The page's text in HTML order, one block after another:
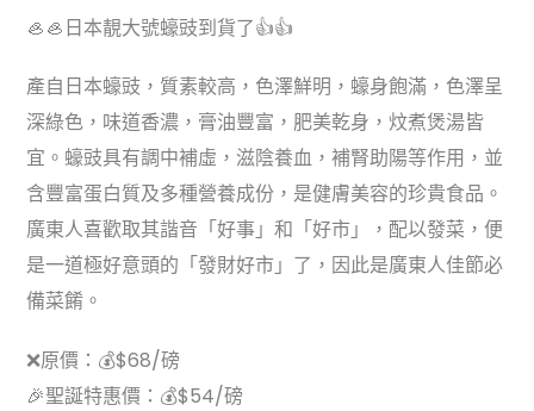
was:
$68.00.
is:
$54.00.
🦪🦪日本靚大號蠔豉到貨了👍👍
產自日本蠔豉，質素較高，色澤鮮明，蠔身飽滿，色澤呈
深綠色，味道香濃，膏油豐富，肥美乾身，炆煮煲湯皆
宜。蠔豉具有調中補虛，滋陰養血，補腎助陽等作用，並
含豐富蛋白質及多種營養成份，是健膚美容的珍貴食品。
廣東人喜歡取其諧音「好事」和「好市」，配以發菜，便
是一道極好意頭的「發財好市」了，因此是廣東人佳節必
備菜餚。
❌原價：💰$68/磅
🎉聖誕特惠價：💰$54/磅